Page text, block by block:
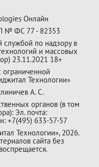
Онлайн
№ ФС 77 - 82353
службой по надзору в
и массовых
23.11.2021 18+
Технологии»
А. С.
органов (в том
Эл. почта:
+7(495) 633-57-57
Технологии», 2026.
сайта без